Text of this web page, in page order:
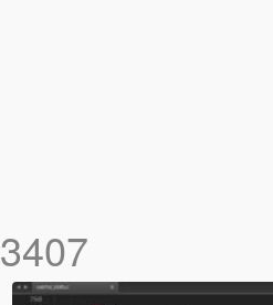
3407